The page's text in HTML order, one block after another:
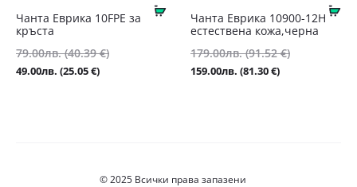
Купи
Чанта Еврика 10FPE за
кръста
79.00лв. (40.39 €)Original
49.00лв. (25.05 €)Текущата
Чанта Еврика 10900-12Н
естествена кожа,черна
179.00лв. (91.52 €)Original
159.00лв. (81.30 €)Текущата
© 2025 Всички права запазени